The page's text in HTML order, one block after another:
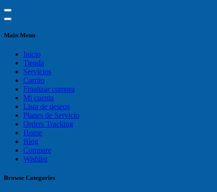
Main Menu
Inicio
Tienda
Servicios
Carrito
Finalizar compra
Mi cuenta
Lista de deseos
Planes de Servicio
Orders Tracking
Home
Blog
Compare
Wishlist
Browse Categories